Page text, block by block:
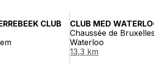
CLUB
CLUB MED
Chaussée de
Waterloo
13,3 km